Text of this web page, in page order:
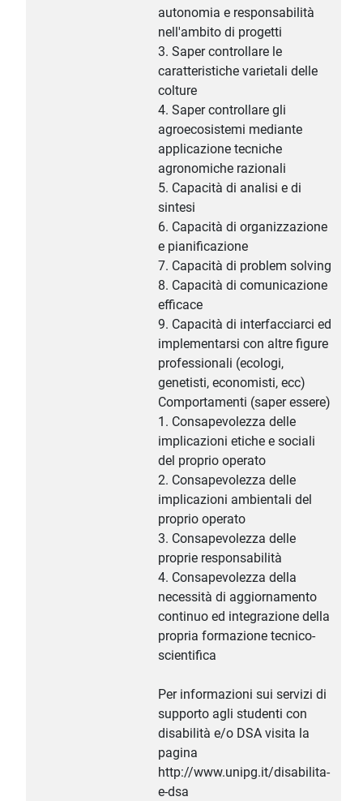
autonomia e responsabilità
nell'ambito di progetti
3. Saper controllare le
caratteristiche varietali delle
colture
4. Saper controllare gli
agroecosistemi mediante
applicazione tecniche
agronomiche razionali
5. Capacità di analisi e di
sintesi
6. Capacità di organizzazione
e pianificazione
7. Capacità di problem solving
8. Capacità di comunicazione
efficace
9. Capacità di interfacciarci ed
implementarsi con altre figure
professionali (ecologi,
genetisti, economisti, ecc)
Comportamenti (saper essere)
1. Consapevolezza delle
implicazioni etiche e sociali
del proprio operato
2. Consapevolezza delle
implicazioni ambientali del
proprio operato
3. Consapevolezza delle
proprie responsabilità
4. Consapevolezza della
necessità di aggiornamento
continuo ed integrazione della
propria formazione tecnico-
scientifica
Per informazioni sui servizi di
supporto agli studenti con
disabilità e/o DSA visita la
pagina
http://www.unipg.it/disabilita-
e-dsa